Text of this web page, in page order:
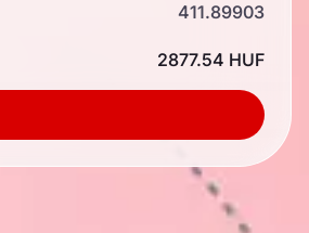
411.89903
2877.54 HUF